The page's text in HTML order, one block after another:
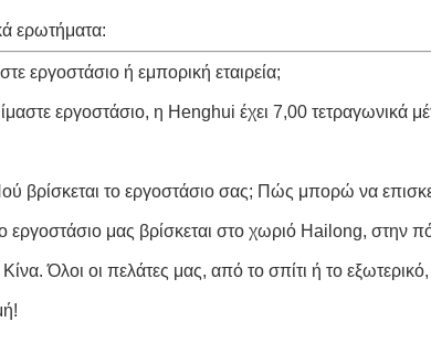
ερωτήματα:
εργοστάσιο ή εμπορική εταιρεία;
εργοστάσιο, η Henghui έχει 7,00 τετραγωνικά
βρίσκεται το εργοστάσιο σας; Πώς μπορώ να
εργοστάσιο μας βρίσκεται στο χωριό Hailong,
Όλοι οι πελάτες μας, από το σπίτι ή το